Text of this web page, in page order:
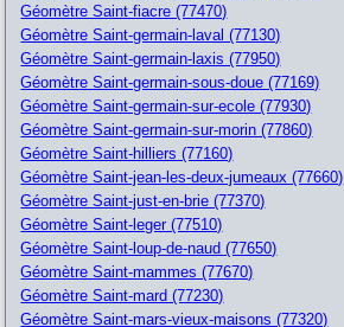
Géomètre Saint-fiacre (77470)
Géomètre Saint-germain-laval (77130)
Géomètre Saint-germain-laxis (77950)
Géomètre Saint-germain-sous-doue (77169)
Géomètre Saint-germain-sur-ecole (77930)
Géomètre Saint-germain-sur-morin (77860)
Géomètre Saint-hilliers (77160)
Géomètre Saint-jean-les-deux-jumeaux (77660)
Géomètre Saint-just-en-brie (77370)
Géomètre Saint-leger (77510)
Géomètre Saint-loup-de-naud (77650)
Géomètre Saint-mammes (77670)
Géomètre Saint-mard (77230)
Géomètre Saint-mars-vieux-maisons (77320)